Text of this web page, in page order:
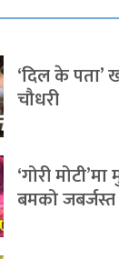
‘दिल के पता’
चौधरी
‘गोरी
बमको